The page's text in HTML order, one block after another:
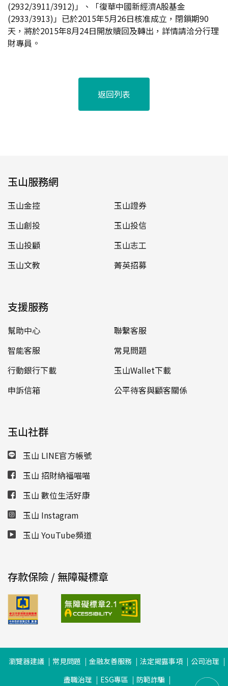
(2932/3911/3912)」、「復華中國新經濟A股基金
(2933/3913)」已於2015年5月26日核准成立，閉鎖期90
天，將於2015年8月24日開放贖回及轉出，詳情請洽分行理
財專員。
返回列表
玉山服務網
玉山金控
玉山證券
玉山創投
玉山投信
玉山投顧
玉山志工
玉山文教
菁英招募
支援服務
幫助中心
聯繫客服
智能客服
常見問題
行動銀行下載
玉山Wallet下載
申訴信箱
公平待客與顧客關係
玉山社群
玉山 LINE官方帳號
玉山 招財納福喵喵
玉山 數位生活好康
玉山 Instagram
玉山 YouTube頻道
存款保險 / 無障礙標章
瀏覽器建議 常見問題 金融友善服務 法定揭露事項
公司治理
盡職治理
ESG專區 防範詐騙